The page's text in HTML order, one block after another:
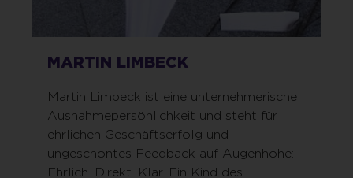
MARTIN LIMBECK
Martin Limbeck ist eine unternehmerische
Ausnahmepersönlichkeit und steht für
ehrlichen Geschäftserfolg und
ungeschöntes Feedback auf Augenhöhe:
Ehrlich. Direkt. Klar. Ein Kind des